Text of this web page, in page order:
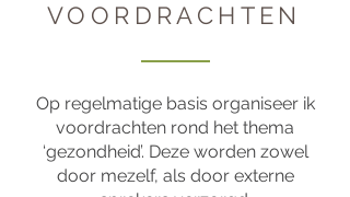
VOORDRACHTEN
Op regelmatige basis organiseer ik
voordrachten rond het thema
‘gezondheid’. Deze worden zowel
door mezelf, als door externe